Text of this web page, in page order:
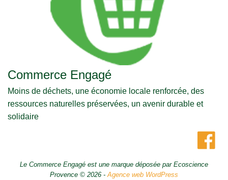
Commerce Engagé
Moins de déchets, une économie locale renforcée, des
ressources naturelles préservées, un avenir durable et
solidaire
Le Commerce Engagé est une marque déposée par Ecoscience
Provence © 2026 -Agence web WordPress